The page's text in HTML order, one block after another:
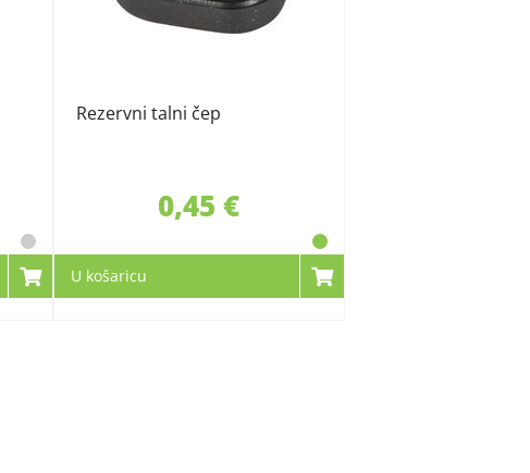
Rezervni talni čep
0,45 €
U košaricu